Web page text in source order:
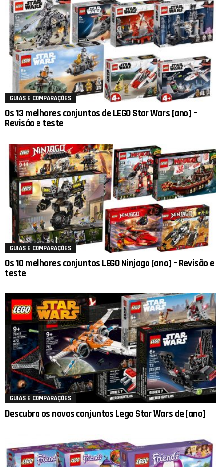
GUIAS E COMPARAÇÕES
Os 13 melhores conjuntos de LEGO Star Wars [ano] –
Revisão e teste
GUIAS E COMPARAÇÕES
Os 10 melhores conjuntos LEGO Ninjago [ano] – Revisão e
teste
GUIAS E COMPARAÇÕES
Descubra os novos conjuntos Lego Star Wars de [ano]